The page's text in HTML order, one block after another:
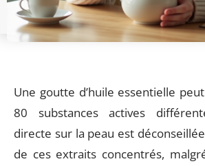
Une goutte d’huile essentielle
80 substances actives
directe sur la peau est
de ces extraits concentrés,